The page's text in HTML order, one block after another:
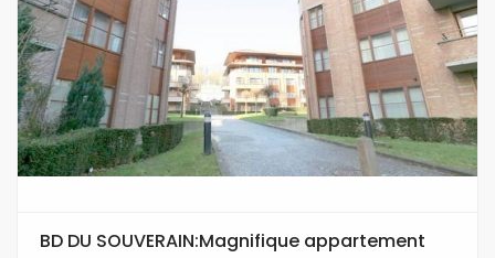
BD DU SOUVERAIN:Magnifique appartement